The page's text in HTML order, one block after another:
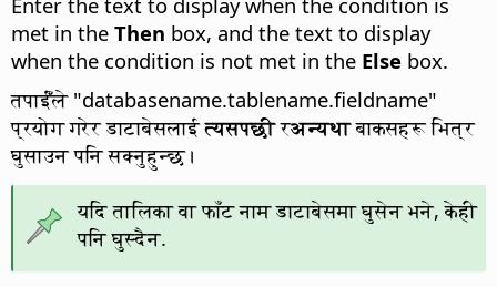
met in the Then box, and the text to display
when the condition is not met in the Else box.
तपाईँंले "databasename.tablename.fieldname"
प्रयोग गरेर डाटाबेसलाईत्यसपछीरअन्यथाबाकसहरू भित्र
घुसाउन पनि सक्नुहुन्छ।
यदि तालिका वा फाँट नाम डाटाबेसमा घुसेन भने, केही
पनि घुस्दैन.